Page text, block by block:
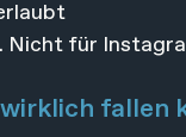
Nicht für
fallen